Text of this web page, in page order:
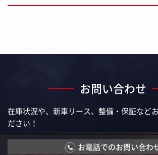
お問い合わせ
在庫状況や、新車リース、整備・保証など
ださい！
お電話でのお問い合わ